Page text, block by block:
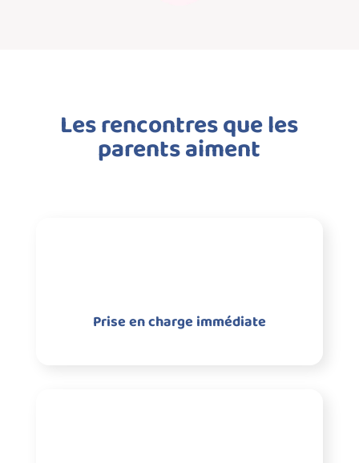
Les rencontres que les
parents aiment
Prise en charge immédiate